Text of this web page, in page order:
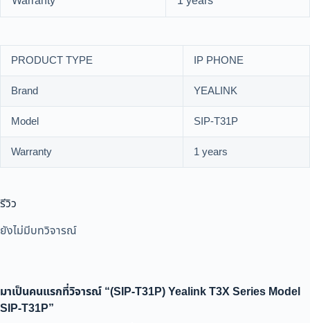
PRODUCT TYPE
IP PHONE
Brand
YEALINK
Model
SIP-T31P
Warranty
1 years
รีวิว
ยังไม่มีบทวิจารณ์
มาเป็นคนแรกที่วิจารณ์ “(SIP-T31P) Yealink T3X Series Model
SIP-T31P”